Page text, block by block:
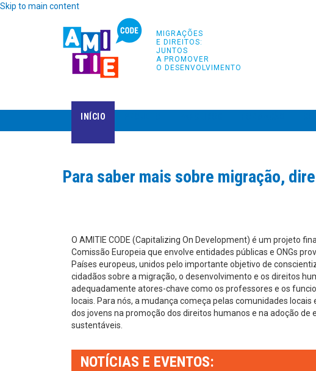
Skip to main content
MIGRAÇÕES
E DIREITOS:
JUNTOS
A PROMOVER
O DESENVOLVIMENTO
INÍCIO
Para saber mais sobre migração,
O AMITIE CODE (Capitalizing On Development) é um projeto
Comissão Europeia que envolve entidades públicas e ONGs
Países europeus, unidos pelo importante objetivo de
cidadãos sobre a migração, o desenvolvimento e os direitos
adequadamente atores-chave como os professores e os
locais. Para nós, a mudança começa pelas comunidades
dos jovens na promoção dos direitos humanos e na adoção de
sustentáveis.
NOTÍCIAS E EVENTOS: